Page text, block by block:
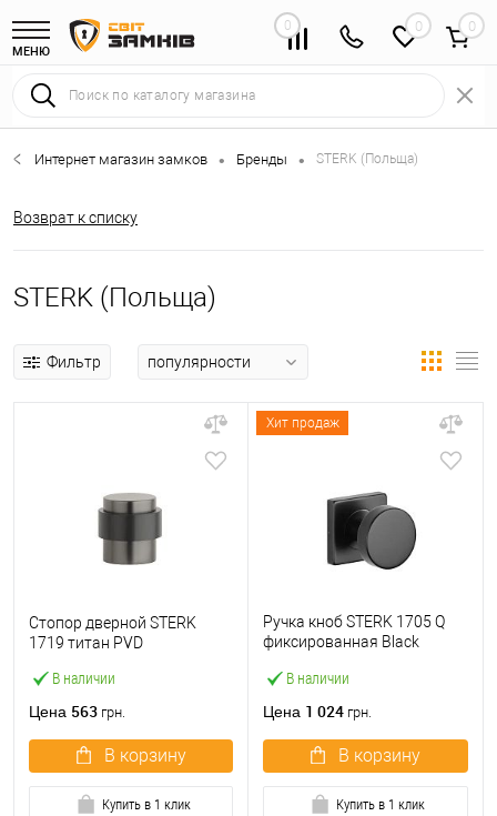
МЕНЮ
0 0
Интернет магазин замков • Бренды • STERK (Польща)
Возврат к списку
STERK (Польща)
Фильтр
В наличии
Стопор дверной STERK
1719 титан PVD
Цена 563 грн.
В корзину
Купить в 1 клик
Хит продаж
В наличии
Ручка кноб STERK 1705 Q
фиксированная Black
Цена 1 024 грн.
В корзину
Купить в 1 клик